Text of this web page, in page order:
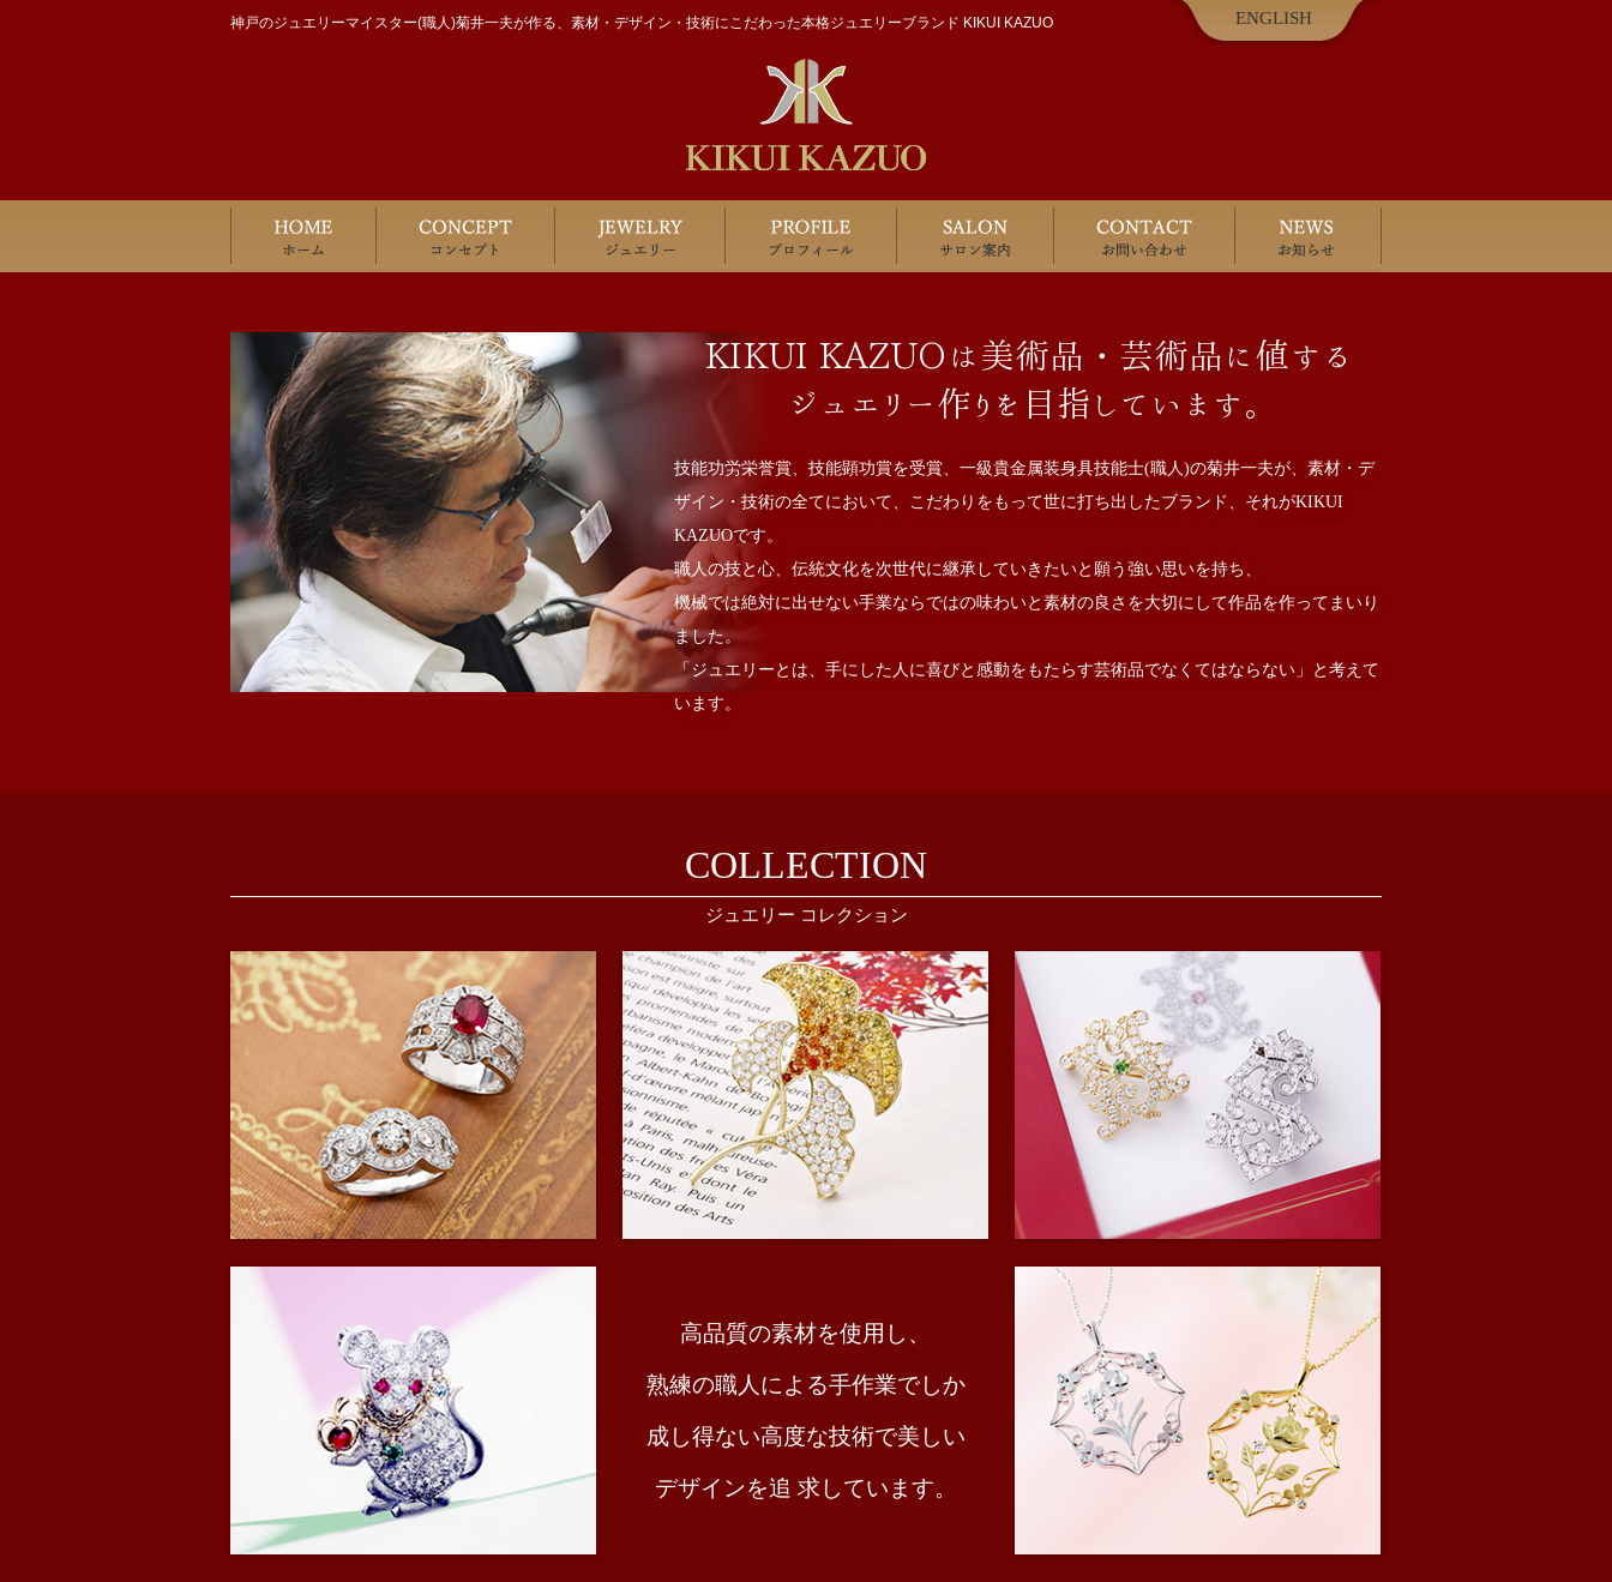
神戸のジュエリーマイスター(職人)菊井一夫が作る、素材・デザイン・技術にこだわった本格ジュエリーブランド KIKUI KAZUO ENGLISH
KIKUI KAZUOは美術品・芸術品に値する
ジュエリー作りを目指しています。
技能功労栄誉賞、技能顕功賞を受賞、一級貴金属装身具技能士(職人)の菊井一夫が、素材・デ
ザイン・技術の全てにおいて、こだわりをもって世に打ち出したブランド、それがKIKUI
KAZUOです。
職人の技と心、伝統文化を次世代に継承していきたいと願う強い思いを持ち、
機械では絶対に出せない手業ならではの味わいと素材の良さを大切にして作品を作ってまいり
ました。
「ジュエリーとは、手にした人に喜びと感動をもたらす芸術品でなくてはならない」と考えて
います。
COLLECTION
ジュエリー コレクション
CLASSICAL
クラシカルライン
MOTIF
モチーフライン
THE
JAPANESE
ZODIAC
高品質の素材を使用し、
熟練の職人による手作業でしか
成し得ない高度な技術で美しい
デザインを追 求しています。